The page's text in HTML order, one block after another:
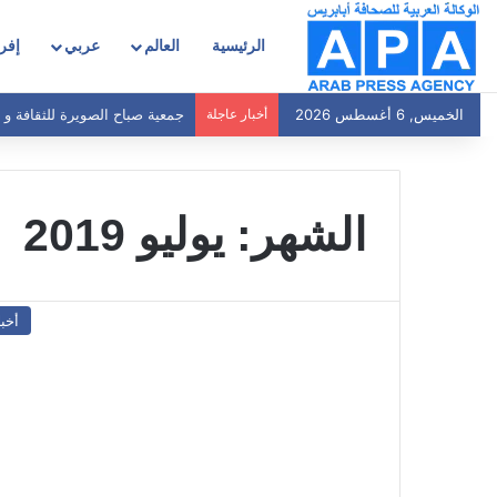
الرئيسية العالم عربي
الخميس, 6 أغسطس 2026 أخبار عاجلة جمعية صباح الصويرة للثقافة
الشهر: يوليو 2019